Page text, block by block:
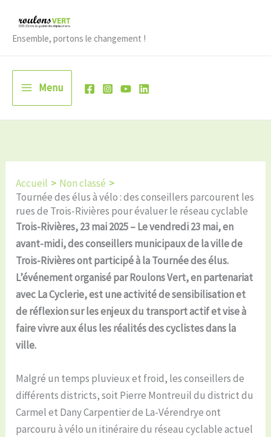
contenu
Ensemble, portons le changement !
Menu
Accueil
Non classé
Tournée des élus à vélo : des conseillers parcourent les
rues de Trois-Rivières pour évaluer le réseau cyclable
Trois-Rivières, 23 mai 2025 – Le vendredi 23 mai, en
avant-midi, des conseillers municipaux de la ville de
Trois-Rivières ont participé à la Tournée des élus.
L’événement organisé par Roulons Vert, en partenariat
avec La Cyclerie, est une activité de sensibilisation et
de réflexion sur les enjeux du transport actif et vise à
faire vivre aux élus les réalités des cyclistes dans la
ville.
Malgré un temps pluvieux et froid, les conseillers de
différents districts, soit Pierre Montreuil du district du
Carmel et Dany Carpentier de La-Vérendrye ont
parcouru à vélo un itinéraire du réseau cyclable actuel